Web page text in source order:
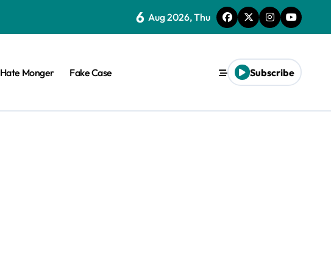
6 Aug 2026, Thu
Hate Monger Fake Case Subscribe